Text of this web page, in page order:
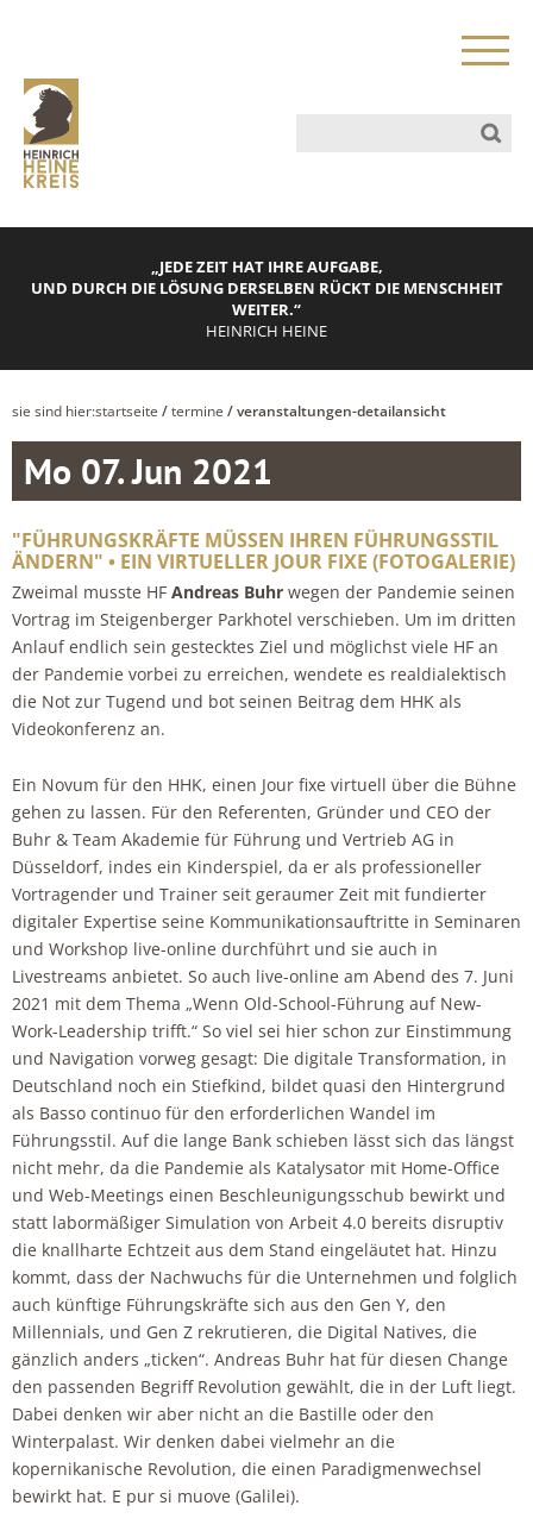
„JEDE ZEIT HAT IHRE AUFGABE,
UND DURCH DIE LÖSUNG DERSELBEN RÜCKT DIE MENSCHHEIT
WEITER.“
HEINRICH HEINE
sie sind hier:startseite /termine / veranstaltungen-detailansicht
Mo 07. Jun 2021
"FÜHRUNGSKRÄFTE MÜSSEN IHREN FÜHRUNGSSTIL
ÄNDERN" • EIN VIRTUELLER JOUR FIXE (FOTOGALERIE)
Zweimal musste HF Andreas Buhr wegen der Pandemie seinen
Vortrag im Steigenberger Parkhotel verschieben. Um im dritten
Anlauf endlich sein gestecktes Ziel und möglichst viele HF an
der Pandemie vorbei zu erreichen, wendete es realdialektisch
die Not zur Tugend und bot seinen Beitrag dem HHK als
Videokonferenz an.
Ein Novum für den HHK, einen Jour fixe virtuell über die Bühne
gehen zu lassen. Für den Referenten, Gründer und CEO der
Buhr & Team Akademie für Führung und Vertrieb AG in
Düsseldorf, indes ein Kinderspiel, da er als professioneller
Vortragender und Trainer seit geraumer Zeit mit fundierter
digitaler Expertise seine Kommunikationsauftritte in Seminaren
und Workshop live-online durchführt und sie auch in
Livestreams anbietet. So auch live-online am Abend des 7. Juni
2021 mit dem Thema „Wenn Old-School-Führung auf New-
Work-Leadership trifft.“ So viel sei hier schon zur Einstimmung
und Navigation vorweg gesagt: Die digitale Transformation, in
Deutschland noch ein Stiefkind, bildet quasi den Hintergrund
als Basso continuo für den erforderlichen Wandel im
Führungsstil. Auf die lange Bank schieben lässt sich das längst
nicht mehr, da die Pandemie als Katalysator mit Home-Office
und Web-Meetings einen Beschleunigungsschub bewirkt und
statt labormäßiger Simulation von Arbeit 4.0 bereits disruptiv
die knallharte Echtzeit aus dem Stand eingeläutet hat. Hinzu
kommt, dass der Nachwuchs für die Unternehmen und folglich
auch künftige Führungskräfte sich aus den Gen Y, den
Millennials, und Gen Z rekrutieren, die Digital Natives, die
gänzlich anders „ticken“. Andreas Buhr hat für diesen Change
den passenden Begriff Revolution gewählt, die in der Luft liegt.
Dabei denken wir aber nicht an die Bastille oder den
Winterpalast. Wir denken dabei vielmehr an die
kopernikanische Revolution, die einen Paradigmenwechsel
bewirkt hat. E pur si muove (Galilei).